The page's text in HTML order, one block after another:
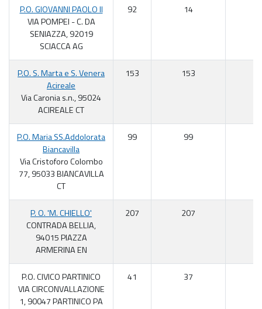
P.O. GIOVANNI PAOLO II
VIA POMPEI - C. DA
SENIAZZA, 92019
SCIACCA AG
92 14
P.O. S. Marta e S. Venera
Acireale
Via Caronia s.n., 95024
ACIREALE CT
153 153
P.O. Maria SS.Addolorata
Biancavilla
Via Cristoforo Colombo
77, 95033 BIANCAVILLA
CT
99 99
P. O. 'M. CHIELLO'
CONTRADA BELLIA,
94015 PIAZZA
ARMERINA EN
207 207
P.O. CIVICO PARTINICO
VIA CIRCONVALLAZIONE
1, 90047 PARTINICO PA
41 37